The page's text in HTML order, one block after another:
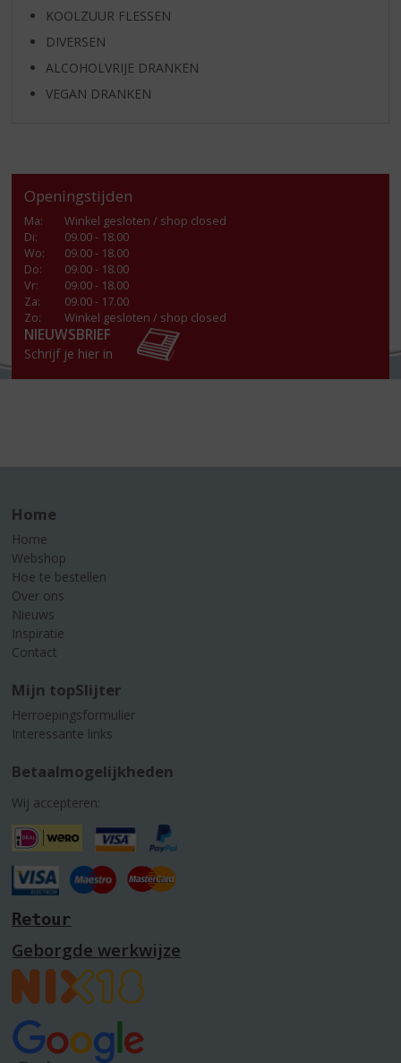
KOOLZUUR FLESSEN
DIVERSEN
ALCOHOLVRIJE DRANKEN
VEGAN DRANKEN
Openingstijden
Ma:
Winkel gesloten / shop closed
Di:
09.00 - 18.00
Wo:
09.00 - 18.00
Do:
09.00 - 18.00
Vr:
09.00 - 18.00
Za:
09.00 - 17.00
Zo:
Winkel gesloten / shop closed
NIEUWSBRIEF
Schrijf je hier in
Home
Home
Webshop
Hoe te bestellen
Over ons
Nieuws
Inspiratie
Contact
Mijn topSlijter
Herroepingsformulier
Interessante links
Betaalmogelijkheden
Wij accepteren:
Retour
Geborgde werkwijze